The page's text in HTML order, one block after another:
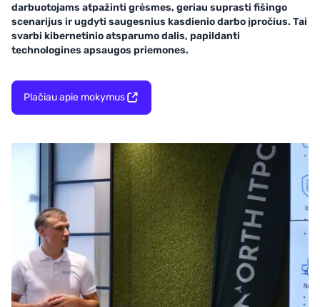
darbuotojams atpažinti grėsmes, geriau suprasti fišingo
scenarijus ir ugdyti saugesnius kasdienio darbo įpročius. Tai
svarbi kibernetinio atsparumo dalis, papildanti
technologines apsaugos priemones.
Plačiau apie mokymus